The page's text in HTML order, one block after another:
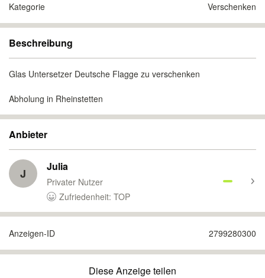
Kategorie Verschenken
Beschreibung
Glas Untersetzer Deutsche Flagge zu verschenken
Abholung in Rheinstetten
Anbieter
J Julia
Privater Nutzer
Zufriedenheit: TOP
Anzeigen-ID 2799280300
Diese Anzeige teilen